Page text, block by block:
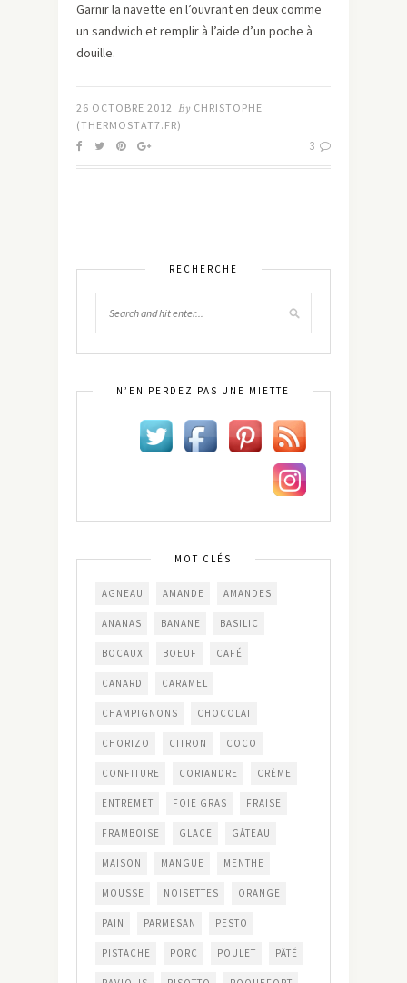
Garnir la navette en l’ouvrant en deux comme
un sandwich et remplir à l’aide d’un poche à
douille.
26 OCTOBRE 2012 By CHRISTOPHE
(THERMOSTAT7.FR)
3
RECHERCHE
N’EN PERDEZ PAS UNE MIETTE
MOT CLÉS
AGNEAU AMANDE AMANDES
ANANAS BANANE BASILIC
BOCAUX BOEUF CAFÉ
CANARD CARAMEL
CHAMPIGNONS CHOCOLAT
CHORIZO CITRON COCO
CONFITURE CORIANDRE CRÈME
ENTREMET FOIE GRAS FRAISE
FRAMBOISE GLACE GÂTEAU
MAISON MANGUE MENTHE
MOUSSE NOISETTES ORANGE
PAIN PARMESAN PESTO
PISTACHE PORC POULET PÂTÉ